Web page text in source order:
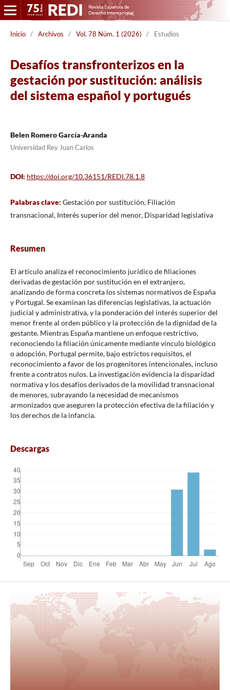
Inicio / Archivos / Vol. 78 Núm. 1 (2026) / Estudios
Desafíos transfronterizos en la
gestación por sustitución: análisis
del sistema español y portugués
Belen Romero García-Aranda
Universidad Rey Juan Carlos
DOI: https://doi.org/10.36151/REDI.78.1.8
Palabras clave: Gestación por sustitución, Filiación
transnacional, Interés superior del menor, Disparidad legislativa
Resumen
El artículo analiza el reconocimiento jurídico de filiaciones
derivadas de gestación por sustitución en el extranjero,
analizando de forma concreta los sistemas normativos de España
y Portugal. Se examinan las diferencias legislativas, la actuación
judicial y administrativa, y la ponderación del interés superior del
menor frente al orden público y la protección de la dignidad de la
gestante. Mientras España mantiene un enfoque restrictivo,
reconociendo la filiación únicamente mediante vínculo biológico
o adopción, Portugal permite, bajo estrictos requisitos, el
reconocimiento a favor de los progenitores intencionales, incluso
frente a contratos nulos. La investigación evidencia la disparidad
normativa y los desafíos derivados de la movilidad transnacional
de menores, subrayando la necesidad de mecanismos
armonizados que aseguren la protección efectiva de la filiación y
los derechos de la infancia.
Descargas